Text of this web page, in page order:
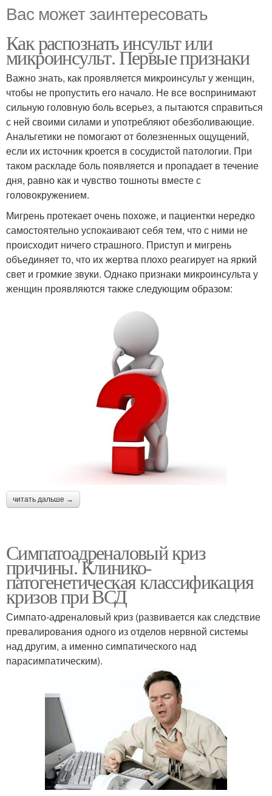
Вас может заинтересовать
Как распознать инсульт или
микроинсульт. Первые признаки
Важно знать, как проявляется микроинсульт у женщин,
чтобы не пропустить его начало. Не все воспринимают
сильную головную боль всерьез, а пытаются справиться
с ней своими силами и употребляют обезболивающие.
Анальгетики не помогают от болезненных ощущений,
если их источник кроется в сосудистой патологии. При
таком раскладе боль появляется и пропадает в течение
дня, равно как и чувство тошноты вместе с
головокружением.
Мигрень протекает очень похоже, и пациентки нередко
самостоятельно успокаивают себя тем, что с ними не
происходит ничего страшного. Приступ и мигрень
объединяет то, что их жертва плохо реагирует на яркий
свет и громкие звуки. Однако признаки микроинсульта у
женщин проявляются также следующим образом:
читать дальше →
Симпатоадреналовый криз
причины. Клинико-
патогенетическая классификация
кризов при ВСД
Симпато-адреналовый криз (развивается как следствие
превалирования одного из отделов нервной системы
над другим, а именно симпатического над
парасимпатическим).